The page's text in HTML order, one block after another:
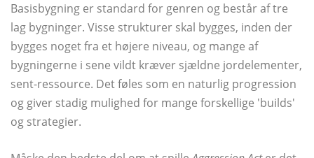
Basisbygning er standard for genren og består af tre
lag bygninger. Visse strukturer skal bygges, inden der
bygges noget fra et højere niveau, og mange af
bygningerne i sene vildt kræver sjældne jordelementer,
sent-ressource. Det føles som en naturlig progression
og giver stadig mulighed for mange forskellige 'builds'
og strategier.